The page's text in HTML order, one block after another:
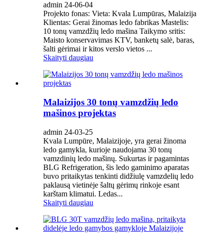
admin 24-06-04
Projekto fonas: Vieta: Kvala Lumpūras, Malaizija
Klientas: Gerai žinomas ledo fabrikas Mastelis:
10 tonų vamzdžių ledo mašina Taikymo sritis:
Maisto konservavimas KTV, banketų salė, baras,
šalti gėrimai ir kitos verslo vietos ...
Skaityti daugiau
Malaizijos 30 tonų vamzdžių ledo
mašinos projektas
admin 24-03-25
Kvala Lumpūre, Malaizijoje, yra gerai žinoma
ledo gamykla, kurioje naudojama 30 tonų
vamzdinių ledo mašinų. Sukurtas ir pagamintas
BLG Refrigeration, šis ledo gaminimo aparatas
buvo pritaikytas tenkinti didžiulę vamzdelių ledo
paklausą vietinėje šaltų gėrimų rinkoje esant
karštam klimatui. Ledas...
Skaityti daugiau